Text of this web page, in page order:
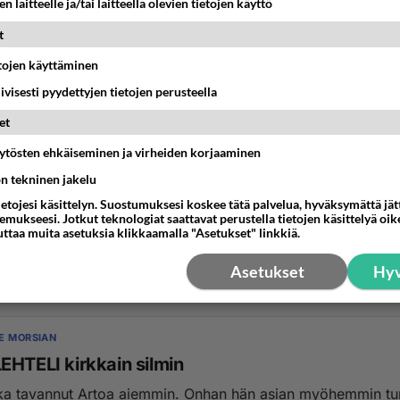
seuranneena..hiukan !! omituisia ja omissa
ottaisin jalat alleen ohjelma...
MORSIAN
kirkkain silmin
tavannut Artoa aiemmin. Onhan hän asian myöhemmin
laitteelle ja/tai laitteella olevien tietojen käyttö
käyttäminen
pyydettyjen tietojen perusteella
ehkäiseminen ja virheiden korjaaminen
tekninen jakelu
käsittelyn. Suostumuksesi koskee tätä palvelua, hyväksymättä
Jotkut teknologiat saattavat perustella tietojen käsittelyä
muita asetuksia klikkaamalla "Asetukset" linkkiä.
Asetukset